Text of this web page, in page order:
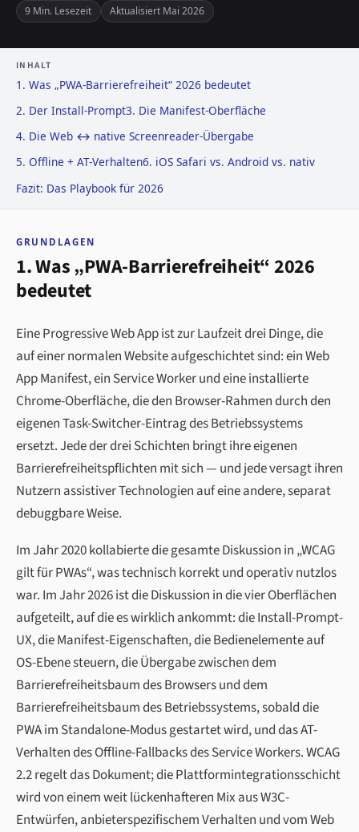
9 Min. Lesezeit Aktualisiert Mai 2026
INHALT
1. Was „PWA-Barrierefreiheit“ 2026 bedeutet
2. Der Install-Prompt3. Die Manifest-Oberfläche
4. Die Web ↔ native Screenreader-Übergabe
5. Offline + AT-Verhalten6. iOS Safari vs. Android vs. nativ
Fazit: Das Playbook für 2026
GRUNDLAGEN
1. Was „PWA-Barrierefreiheit“ 2026
bedeutet
Eine Progressive Web App ist zur Laufzeit drei Dinge, die
auf einer normalen Website aufgeschichtet sind: ein Web
App Manifest, ein Service Worker und eine installierte
Chrome-Oberfläche, die den Browser-Rahmen durch den
eigenen Task-Switcher-Eintrag des Betriebssystems
ersetzt. Jede der drei Schichten bringt ihre eigenen
Barrierefreiheitspflichten mit sich — und jede versagt ihren
Nutzern assistiver Technologien auf eine andere, separat
debuggbare Weise.
Im Jahr 2020 kollabierte die gesamte Diskussion in „WCAG
gilt für PWAs“, was technisch korrekt und operativ nutzlos
war. Im Jahr 2026 ist die Diskussion in die vier Oberflächen
aufgeteilt, auf die es wirklich ankommt: die Install-Prompt-
UX, die Manifest-Eigenschaften, die Bedienelemente auf
OS-Ebene steuern, die Übergabe zwischen dem
Barrierefreiheitsbaum des Browsers und dem
Barrierefreiheitsbaum des Betriebssystems, sobald die
PWA im Standalone-Modus gestartet wird, und das AT-
Verhalten des Offline-Fallbacks des Service Workers. WCAG
2.2 regelt das Dokument; die Plattformintegrationsschicht
wird von einem weit lückenhafteren Mix aus W3C-
Entwürfen, anbieterspezifischem Verhalten und vom Web